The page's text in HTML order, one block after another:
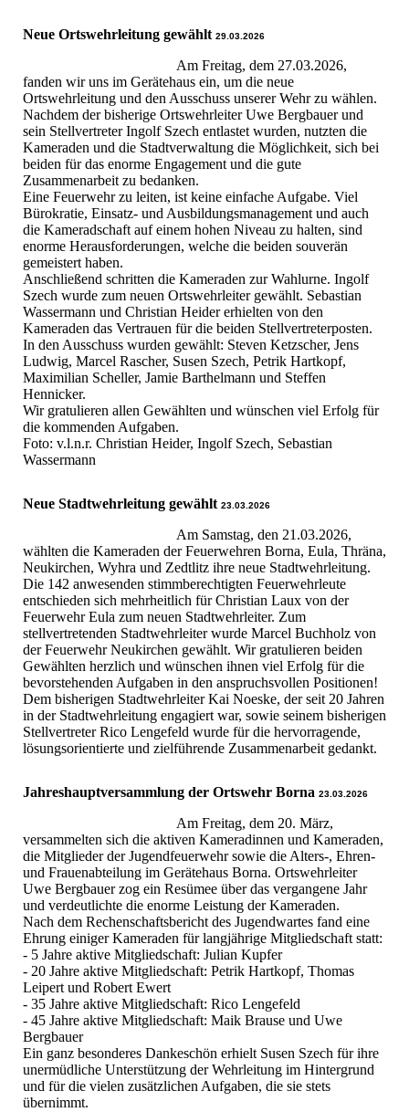
Neue Ortswehrleitung gewählt 29.03.2026
Am Freitag, dem 27.03.2026,
fanden wir uns im Gerätehaus ein, um die neue
Ortswehrleitung und den Ausschuss unserer Wehr zu wählen.
Nachdem der bisherige Ortswehrleiter Uwe Bergbauer und
sein Stellvertreter Ingolf Szech entlastet wurden, nutzten die
Kameraden und die Stadtverwaltung die Möglichkeit, sich bei
beiden für das enorme Engagement und die gute
Zusammenarbeit zu bedanken.
Eine Feuerwehr zu leiten, ist keine einfache Aufgabe. Viel
Bürokratie, Einsatz- und Ausbildungsmanagement und auch
die Kameradschaft auf einem hohen Niveau zu halten, sind
enorme Herausforderungen, welche die beiden souverän
gemeistert haben.
Anschließend schritten die Kameraden zur Wahlurne. Ingolf
Szech wurde zum neuen Ortswehrleiter gewählt. Sebastian
Wassermann und Christian Heider erhielten von den
Kameraden das Vertrauen für die beiden Stellvertreterposten.
In den Ausschuss wurden gewählt: Steven Ketzscher, Jens
Ludwig, Marcel Rascher, Susen Szech, Petrik Hartkopf,
Maximilian Scheller, Jamie Barthelmann und Steffen
Hennicker.
Wir gratulieren allen Gewählten und wünschen viel Erfolg für
die kommenden Aufgaben.
Foto: v.l.n.r. Christian Heider, Ingolf Szech, Sebastian
Wassermann
Neue Stadtwehrleitung gewählt 23.03.2026
Am Samstag, den 21.03.2026,
wählten die Kameraden der Feuerwehren Borna, Eula, Thräna,
Neukirchen, Wyhra und Zedtlitz ihre neue Stadtwehrleitung.
Die 142 anwesenden stimmberechtigten Feuerwehrleute
entschieden sich mehrheitlich für Christian Laux von der
Feuerwehr Eula zum neuen Stadtwehrleiter. Zum
stellvertretenden Stadtwehrleiter wurde Marcel Buchholz von
der Feuerwehr Neukirchen gewählt. Wir gratulieren beiden
Gewählten herzlich und wünschen ihnen viel Erfolg für die
bevorstehenden Aufgaben in den anspruchsvollen Positionen!
Dem bisherigen Stadtwehrleiter Kai Noeske, der seit 20 Jahren
in der Stadtwehrleitung engagiert war, sowie seinem bisherigen
Stellvertreter Rico Lengefeld wurde für die hervorragende,
lösungsorientierte und zielführende Zusammenarbeit gedankt.
Jahreshauptversammlung der Ortswehr Borna 23.03.2026
Am Freitag, dem 20. März,
versammelten sich die aktiven Kameradinnen und Kameraden,
die Mitglieder der Jugendfeuerwehr sowie die Alters-, Ehren-
und Frauenabteilung im Gerätehaus Borna. Ortswehrleiter
Uwe Bergbauer zog ein Resümee über das vergangene Jahr
und verdeutlichte die enorme Leistung der Kameraden.
Nach dem Rechenschaftsbericht des Jugendwartes fand eine
Ehrung einiger Kameraden für langjährige Mitgliedschaft statt:
- 5 Jahre aktive Mitgliedschaft: Julian Kupfer
- 20 Jahre aktive Mitgliedschaft: Petrik Hartkopf, Thomas
Leipert und Robert Ewert
- 35 Jahre aktive Mitgliedschaft: Rico Lengefeld
- 45 Jahre aktive Mitgliedschaft: Maik Brause und Uwe
Bergbauer
Ein ganz besonderes Dankeschön erhielt Susen Szech für ihre
unermüdliche Unterstützung der Wehrleitung im Hintergrund
und für die vielen zusätzlichen Aufgaben, die sie stets
übernimmt.